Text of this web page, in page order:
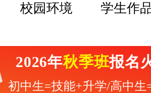
校园环境 学生作
2026年秋季班报名
初中生=技能+升学/高中生